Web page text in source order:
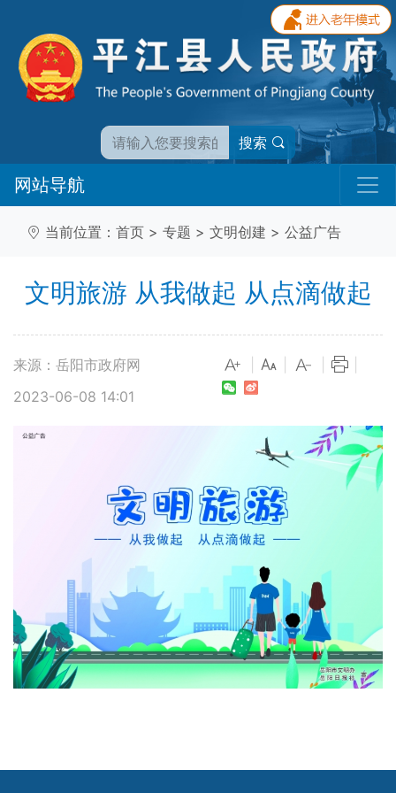
搜索
网站导航
当前位置： 首页 > 专题 > 文明创建 > 公益广告
文明旅游 从我做起 从点滴做起
来源：岳阳市政府网
2023-06-08 14:01